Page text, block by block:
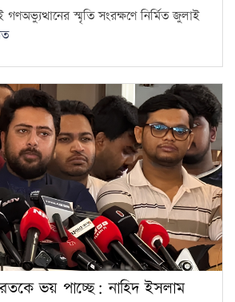
হামের উপসর্গে আরও ৩ শিশুর
আওয়ামী লীগের সঙ্গে গণতন্ত্র যায়
না: মির্জা ফখরুল
স্মৃতি সংরক্ষণে নির্মিত জুলাই
ভয় পাচ্ছে: নাহিদ ইসলাম